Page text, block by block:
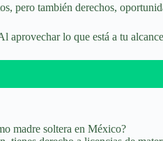
pero también derechos,
aprovechar lo que está a tu
madre soltera en México?